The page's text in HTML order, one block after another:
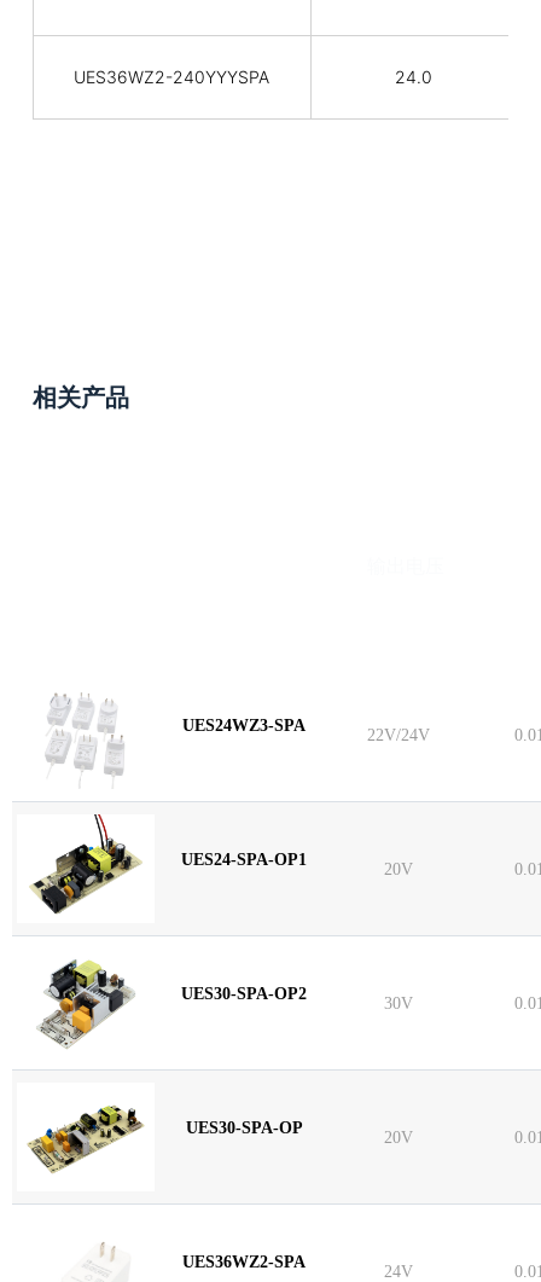
UES36WZ2-240YYYSPA 24.0
相关产品
UES24WZ3-SPA
22V/24V
UES24-SPA-OP1
20V
UES30-SPA-OP2
30V
UES30-SPA-OP
20V
UES36WZ2-SPA
24V